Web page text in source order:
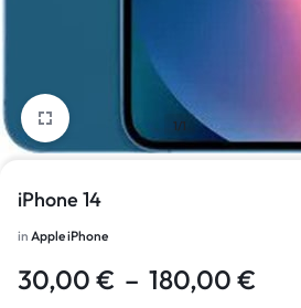
1/1
iPhone 14
in Apple iPhone
30,00 € – 180,00 €